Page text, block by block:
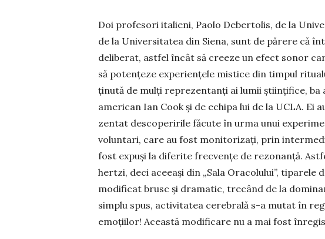
Doi profesori italieni, Paolo Deber­tolis, de la
de la Universitatea din Siena, sunt de părere că
deliberat, astfel încât să creeze un efect so­nor
să poten­ţeze ex­perien­ţele mistice din timpul
ţinută de mulţi repre­zentanţi ai lumii ştiin­ţi­fice,
american Ian Cook şi de echipa lui de la UCLA.
zentat des­coperirile făcute în urma unui
voluntari, care au fost monitorizaţi, prin
fost expuşi la diferite frecvenţe de rezonanţă.
hertzi, deci aceeaşi din „Sala Ora­colului”,
mo­dificat brusc şi dra­matic, trecând de la
simplu spus, activitatea cerebrală s-a mutat în
emoţiilor! Această modificare nu a mai fost